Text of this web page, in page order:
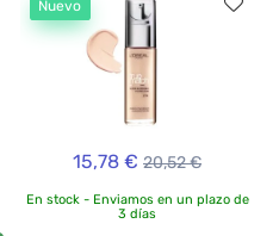
Nuevo
15,78 € 20,52 €
En stock - Enviamos en un plazo de
3 días